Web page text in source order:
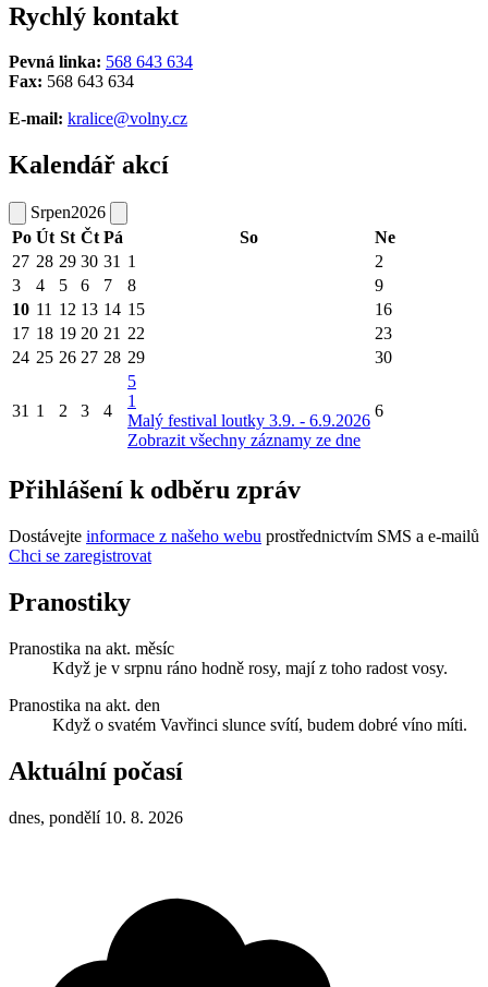
Rychlý kontakt
Pevná linka: 568 643 634
Fax: 568 643 634
E-mail: kralice@volny.cz
Kalendář akcí
Srpen2026
Po Út St Čt Pá So
Ne
27 28 29 30 31 1
2
3
4 5 6 7 8
9
10 11 12 13 14 15
16
17 18 19 20 21 22
23
24 25 26 27 28 29 30
31 1 2 3 4
5
1
Malý festival loutky 3.9. - 6.9.2026
Zobrazit všechny záznamy ze dne
6
Přihlášení k odběru zpráv
Dostávejte informace z našeho webu prostřednictvím SMS a e-mailů
Chci se zaregistrovat
Pranostiky
Pranostika na akt. měsíc
Když je v srpnu ráno hodně rosy, mají z toho radost vosy.
Pranostika na akt. den
Když o svatém Vavřinci slunce svítí, budem dobré víno míti.
Aktuální počasí
dnes, pondělí 10. 8. 2026